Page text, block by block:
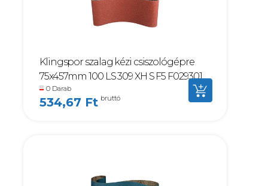
Klingspor szalag kézi csiszológépre
75x457mm 100 LS 309 XH S F5 F029301
0 Darab
534,67 Ft bruttó